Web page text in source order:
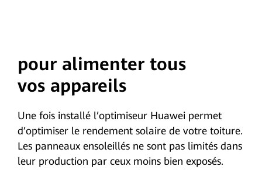
pour alimenter tous
vos appareils
Une fois installé l’optimiseur Huawei permet
d’optimiser le rendement solaire de votre toiture.
Les panneaux ensoleillés ne sont pas limités dans
leur production par ceux moins bien exposés.